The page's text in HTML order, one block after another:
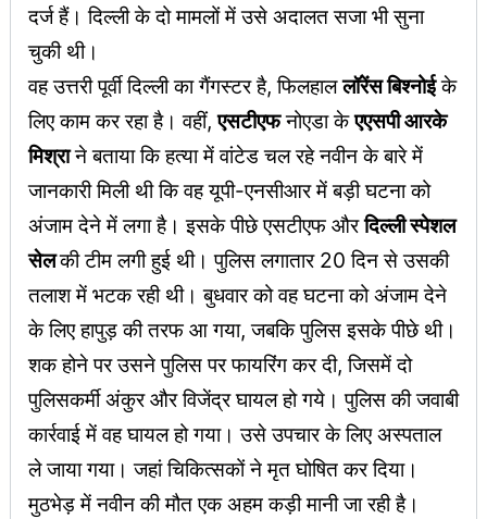
दर्ज हैं। दिल्ली के दो मामलों में उसे अदालत सजा भी सुना
चुकी थी।
वह उत्तरी पूर्वी दिल्ली का गैंगस्टर है, फिलहाललॉरेंस बिश्नोईके
लिए काम कर रहा है। वहीं,एसटीएफनोएडा केएएसपी आरके
मिश्राने बताया कि हत्या में वांटेड चल रहे नवीन के बारे में
जानकारी मिली थी कि वह यूपी-एनसीआर में बड़ी घटना को
अंजाम देने में लगा है। इसके पीछे एसटीएफ औरदिल्ली स्पेशल
सेलकी टीम लगी हुई थी। पुलिस लगातार 20 दिन से उसकी
तलाश में भटक रही थी। बुधवार को वह घटना को अंजाम देने
के लिए हापुड़ की तरफ आ गया, जबकि पुलिस इसके पीछे थी।
शक होने पर उसने पुलिस पर फायरिंग कर दी, जिसमें दो
पुलिसकर्मी अंकुर और विजेंद्र घायल हो गये। पुलिस की जवाबी
कार्रवाई में वह घायल हो गया। उसे उपचार के लिए अस्पताल
ले जाया गया। जहां चिकित्सकों ने मृत घोषित कर दिया।
मुठभेड़ में नवीन की मौत एक अहम कड़ी मानी जा रही है।